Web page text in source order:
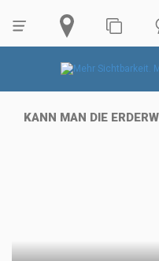
KANN MAN DIE